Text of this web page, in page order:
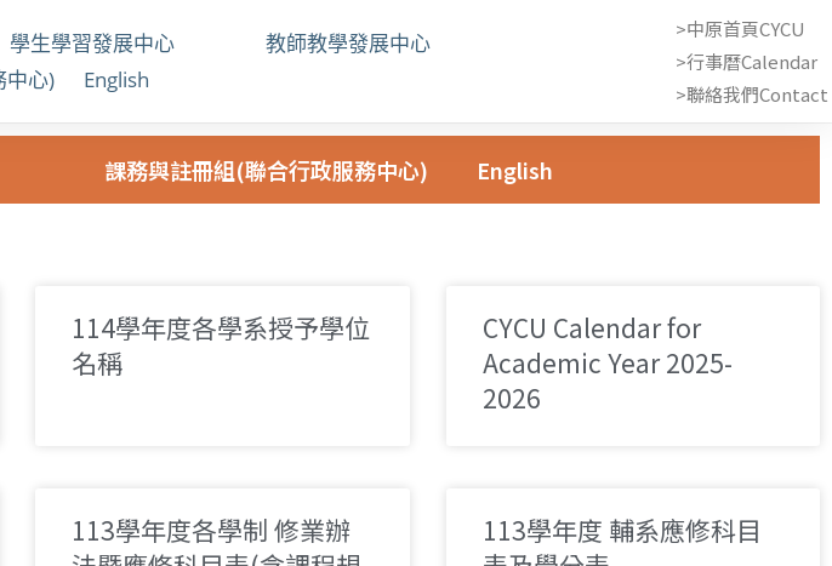
學生學習發展中心
教師教學發展中心
中心)
English
>中原首頁CYCU
>行事曆Calendar
>聯絡我們Contact
心 課務與註冊組(聯合行政服務中心) English
114學年度各學系授予學位
名稱
CYCU Calendar for
Academic Year 2025-
2026
113學年度各學制 修業辦
113學年度 輔系應修科目